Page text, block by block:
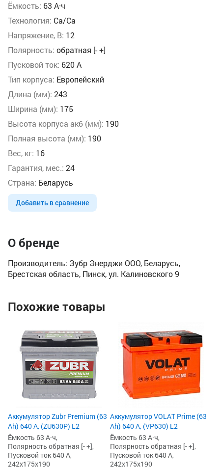
Ёмкость: 63 А·ч
Технология: Ca/Ca
Напряжение, В: 12
Полярность: обратная [- +]
Пусковой ток: 620 А
Тип корпуса: Европейский
Длина (мм): 243
Ширина (мм): 175
Высота корпуса акб (мм): 190
Полная высота (мм): 190
Вес, кг: 16
Гарантия, мес.: 24
Страна: Беларусь
Добавить в сравнение
О бренде
Производитель: Зубр Энерджи ООО, Беларусь,
Брестская область, Пинск, ул. Калиновского 9
Похожие товары
Аккумулятор Zubr Premium (63
Ah) 640 А, (ZU630P) L2
Ёмкость 63 А·ч,
Полярность обратная [- +],
Пусковой ток 640 А,
242x175x190
Аккумулятор VOLAT Prime (63
Ah) 640 А, (VP630) L2
Ёмкость 63 А·ч,
Полярность обратная [- +],
Пусковой ток 640 А,
242x175x190